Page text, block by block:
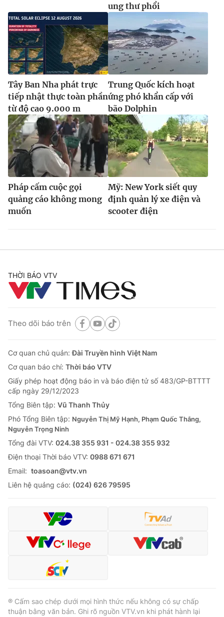
ung thư phổi
Tây Ban Nha phát trực
tiếp nhật thực toàn phần
từ độ cao 9.000 m
Trung Quốc kích hoạt
ứng phó khẩn cấp với
bão Dolphin
Pháp cấm cuộc gọi
quảng cáo không mong
muốn
Mỹ: New York siết quy
định quản lý xe điện và
scooter điện
THỜI BÁO VTV
Theo dõi báo trên
Cơ quan chủ quản:Đài Truyền hình Việt Nam
Cơ quan báo chí: Thời báo VTV
Giấy phép hoạt động báo in và báo điện tử số 483/GP-BTTTT
cấp ngày 29/12/2023
Tổng Biên tập: Vũ Thanh Thủy
Phó Tổng Biên tập: Nguyễn Thị Mỹ Hạnh, Phạm Quốc Thắng,
Nguyễn Trọng Ninh
Tổng đài VTV: 024.38 355 931 - 024.38 355 932
Ðiện thoại Thời báo VTV: 0988 671 671
Email: toasoan@vtv.vn
Liên hệ quảng cáo: (024) 626 79595
® Cấm sao chép dưới mọi hình thức nếu không có sự chấp
thuận bằng văn bản. Ghi rõ nguồn VTV.vn khi phát hành lại